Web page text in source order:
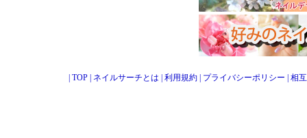
TOP ネイルサーチとは 利用規約 プライバシーポリシー 相